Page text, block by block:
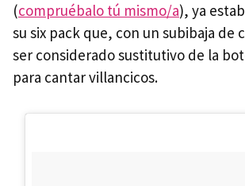
(compruébalo tú mismo/a), ya
su six pack que, con un subibaja de
ser considerado sustitutivo de la
para cantar villancicos.